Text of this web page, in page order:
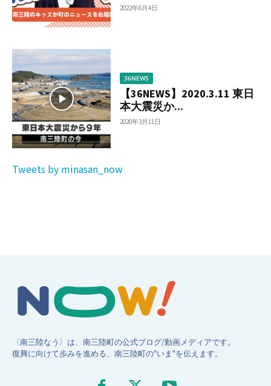
2022年6月4日
36NEWS
【36NEWS】2020.3.11 東日
本大震災か...
2020年3月11日
Tweets by minasan_now
〈南三陸なう〉は、南三陸町の公式ブログ/動画メディアです。
復興に向けて歩みを進める、南三陸町の"いま"を伝えます。